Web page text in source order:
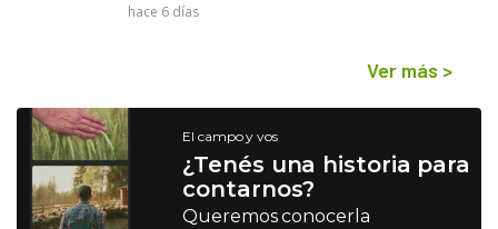
hace 6 días
Ver más >
El campo y vos
¿Tenés una historia para
contarnos?
Queremos conocerla